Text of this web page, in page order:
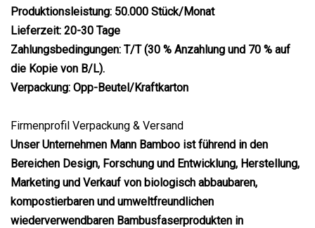
Produktionsleistung: 50.000 Stück/Monat
Lieferzeit: 20-30 Tage
Zahlungsbedingungen: T/T (30 % Anzahlung und 70 % auf
die Kopie von B/L).
Verpackung: Opp-Beutel/Kraftkarton
Firmenprofil Verpackung & Versand
Unser Unternehmen Mann Bamboo ist führend in den
Bereichen Design, Forschung und Entwicklung, Herstellung,
Marketing und Verkauf von biologisch abbaubaren,
kompostierbaren und umweltfreundlichen
wiederverwendbaren Bambusfaserprodukten in